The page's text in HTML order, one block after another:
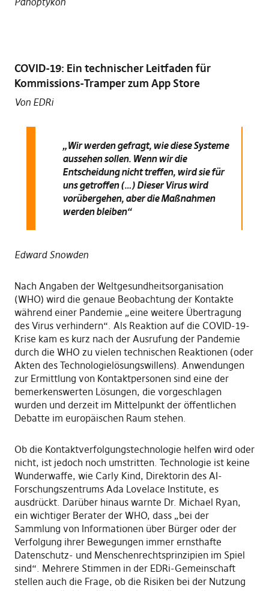
COVID-19: Ein technischer Leitfaden für
Kommissions-Tramper zum App Store
Von EDRi
„Wir werden gefragt, wie diese Systeme
aussehen sollen. Wenn wir die
Entscheidung nicht treffen, wird sie für
uns getroffen (…) Dieser Virus wird
vorübergehen, aber die Maßnahmen
werden bleiben“
Edward Snowden
Nach Angaben der Weltgesundheitsorganisation
(WHO) wird die genaue Beobachtung der Kontakte
während einer Pandemie „eine weitere Übertragung
des Virus verhindern“. Als Reaktion auf die COVID-19-
Krise kam es kurz nach der Ausrufung der Pandemie
durch die WHO zu vielen technischen Reaktionen (oder
Akten des Technologielösungswillens). Anwendungen
zur Ermittlung von Kontaktpersonen sind eine der
bemerkenswerten Lösungen, die vorgeschlagen
wurden und derzeit im Mittelpunkt der öffentlichen
Debatte im europäischen Raum stehen.
Ob die Kontaktverfolgungstechnologie helfen wird oder
nicht, ist jedoch noch umstritten. Technologie ist keine
Wunderwaffe, wie Carly Kind, Direktorin des AI-
Forschungszentrums Ada Lovelace Institute, es
ausdrückt. Darüber hinaus warnte Dr. Michael Ryan,
ein wichtiger Berater der WHO, dass „bei der
Sammlung von Informationen über Bürger oder der
Verfolgung ihrer Bewegungen immer ernsthafte
Datenschutz- und Menschenrechtsprinzipien im Spiel
sind“. Mehrere Stimmen in der EDRi-Gemeinschaft
stellen auch die Frage, ob die Risiken bei der Nutzung